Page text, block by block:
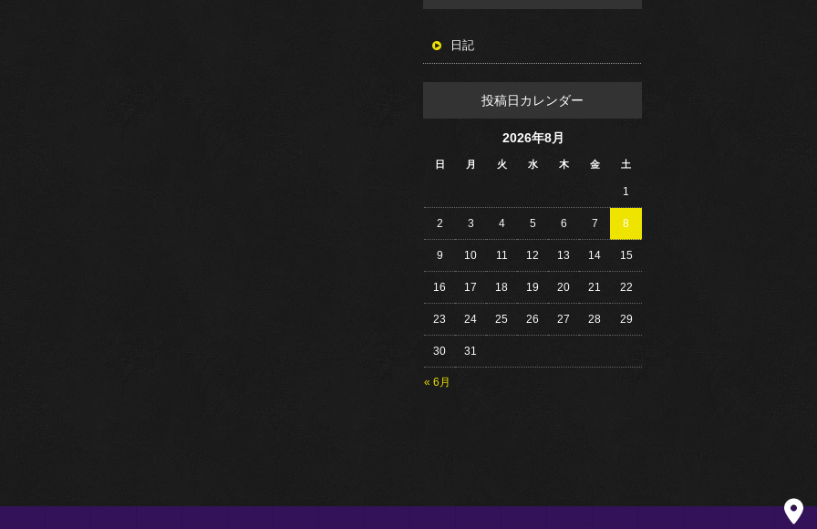
日記
投稿日カレンダー
2026年8月
日 月 火 水 木 金 土
« 6月
1
2 3 4 5 6 7 8
9 10 11 12 13 14 15
16 17 18 19 20 21 22
23 24 25 26 27 28 29
30 31